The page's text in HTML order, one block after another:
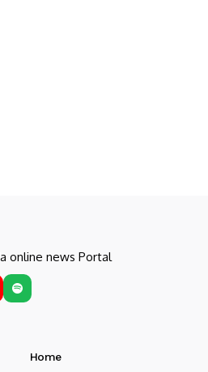
online news Portal
Home